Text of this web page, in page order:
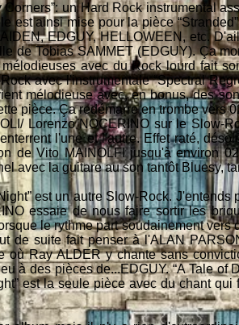
Corners”: un Hard Rock instrumental
est ainsi mise pour la pièce
EDGUY, HELLOWEEN, etc.
de Tobias SAMMET (EDGUY). Ça
avec du Rock lourd fait
avec l'instrumentale “Spectral
mélodieuse avec, en bonus, des
pièce. Ça redémarre en trombe vers
Lorenzo NOCERINO sur le Slow-
l'une et l'autre. Effet raté,
de Vito MAINOLFI jusqu'à environ
avec la guitare au son tantôt Bluesy,
est un autre Slow-Rock.
essaie de nous faire sortir les
le rythme part soudainement
de suite fait penser à l'ALAN
où Ray ALDER y chante sans
à des pièces de...EDGUY. “A Tale
est la seule pièce avec du chant